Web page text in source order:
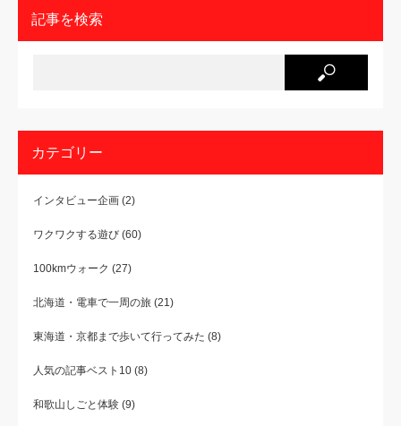
記事を検索
カテゴリー
インタビュー企画 (2)
ワクワクする遊び (60)
100kmウォーク (27)
北海道・電車で一周の旅 (21)
東海道・京都まで歩いて行ってみた (8)
人気の記事ベスト10 (8)
和歌山しごと体験 (9)